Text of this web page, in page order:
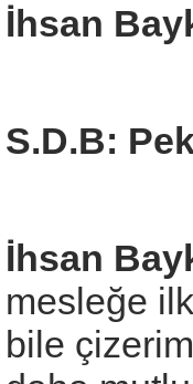
İhsan
S.D.B:
İhsan
mesleğe
bile